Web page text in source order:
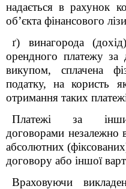
надається в рахунок
об’єкта фінансового
ґ) винагорода
орендного платежу
викупом, сплачена
податку, на користь
отримання таких
Платежі за
договорами незалежно
абсолютних
договору або іншої
Враховуючи